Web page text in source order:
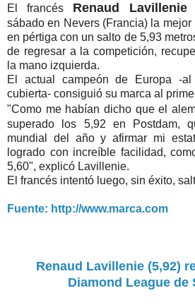
El francés Renaud Lavillenie
sábado en Nevers (Francia) la
en pértiga con un salto de 5,93
de regresar a la competición,
la mano izquierda.
El actual campeón de Europa -
cubierta- consiguió su marca al
"Como me habían dicho que el
superado los 5,92 en Postdam,
mundial del año y afirmar mi
logrado con increíble facilidad,
5,60", explicó Lavillenie.
El francés intentó luego, sin éxito,
Fuente: http://www.marca.com
Renaud Lavillenie (5,92)
Diamond League de